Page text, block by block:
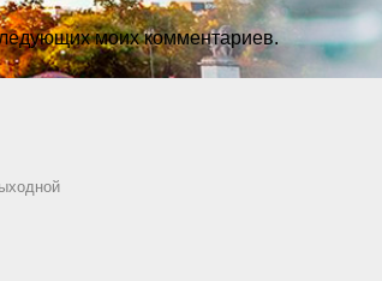
моих комментариев.